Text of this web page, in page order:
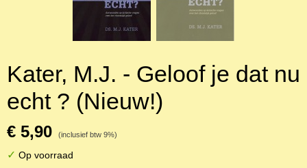
Kater, M.J. - Geloof je dat nu
echt ? (Nieuw!)
€ 5,90 (inclusief btw 9%)
✓ Op voorraad